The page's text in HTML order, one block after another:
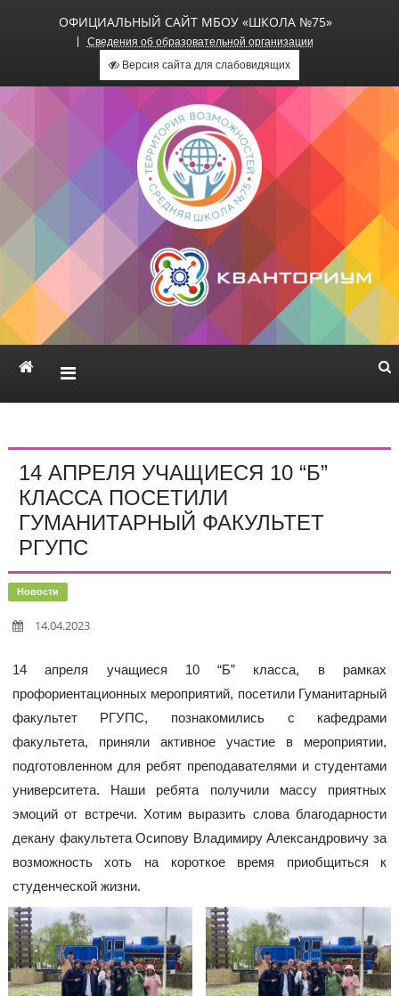
ОФИЦИАЛЬНЫЙ САЙТ МБОУ «ШКОЛА №75»
Сведения об образовательной организации
Версия сайта для слабовидящих
Официальный сайт МБОУ
«Школа №75»
14 АПРЕЛЯ УЧАЩИЕСЯ 10 “Б”
КЛАССА ПОСЕТИЛИ
ГУМАНИТАРНЫЙ ФАКУЛЬТЕТ
РГУПС
Новости
14.04.2023
14 апреля учащиеся 10 “Б” класса, в рамках
профориентационных мероприятий, посетили Гуманитарный
факультет РГУПС, познакомились с кафедрами
факультета, приняли активное участие в мероприятии,
подготовленном для ребят преподавателями и студентами
университета. Наши ребята получили массу приятных
эмоций от встречи. Хотим выразить слова благодарности
декану факультета Осипову Владимиру Александровичу за
возможность хоть на короткое время приобщиться к
студенческой жизни.